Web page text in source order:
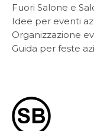
Fuori Salone e
Idee per eventi
Organizzazione
Guida per feste